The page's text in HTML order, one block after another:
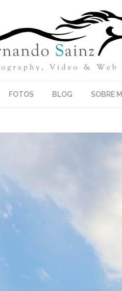
FOTOS BLOG SOBRE MÍ